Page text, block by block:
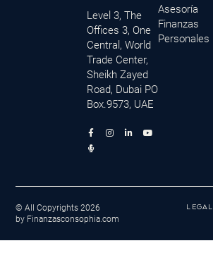
Level 3, The
Offices 3, One
Central, World
Trade Center,
Sheikh Zayed
Road, Dubai PO
Box.9573, UAE
F
a
c
e
k
f
I
n
a
L
i
n
Y
o
M
i
c
r
o
e
-
a
t
Asesoría
Finanzas
Personales
© All Copyrights 2026
by Finanzasconsophia.com
LEGAL